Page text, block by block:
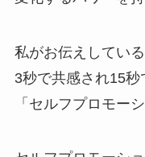
私がお伝えしている
3秒で共感され15
「セルフプロモー